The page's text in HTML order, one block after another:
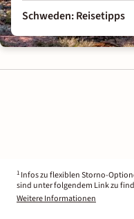
Schweden: Reisetipps
1 Infos zu flexiblen Storno-
sind unter folgendem Link zu
Weitere Informationen